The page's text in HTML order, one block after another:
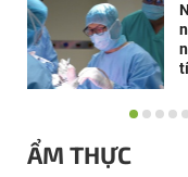
ẨM THỰC